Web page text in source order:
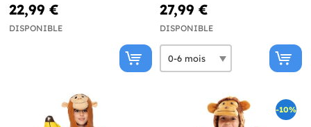
22,99 €
DISPONIBLE
27,99 €
DISPONIBLE
-10%